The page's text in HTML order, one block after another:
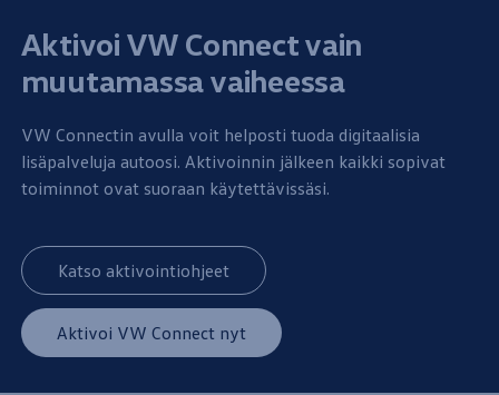
Aktivoi VW Connect vain
muutamassa vaiheessa
VW Connectin avulla voit helposti tuoda digitaalisia
lisäpalveluja autoosi. Aktivoinnin jälkeen kaikki sopivat
toiminnotovat suoraan käytettävissäsi.
Katso aktivointiohjeet
Aktivoi VW Connect nyt